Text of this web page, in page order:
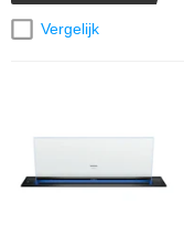
Vergelijk